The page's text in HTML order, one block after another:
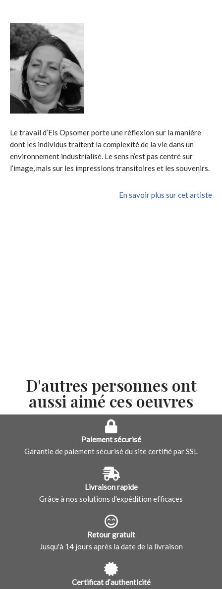
Le travail d’Els Opsomer porte une réflexion sur la manière
dont les individus traitent la complexité de la vie dans un
environnement industrialisé. Le sens n’est pas centré sur
l’image, mais sur les impressions transitoires et les souvenirs.
En savoir plus sur cet artiste
D'autres personnes ont
aussi aimé ces oeuvres
Paiement sécurisé
Garantie de paiement sécurisé du site certifié par SSL
Livraison rapide
Grâce à nos solutions d'expédition efficaces
Retour gratuit
Jusqu'à 14 jours après la date de la livraison
Certificat d’authenticité